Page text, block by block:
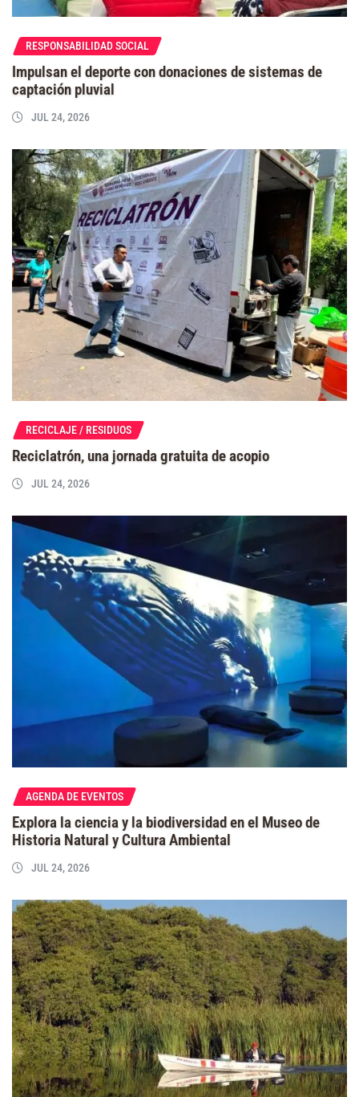
RESPONSABILIDAD SOCIAL
Impulsan el deporte con donaciones de sistemas de
captación pluvial
JUL 24, 2026
RECICLAJE / RESIDUOS
Reciclatrón, una jornada gratuita de acopio
JUL 24, 2026
AGENDA DE EVENTOS
Explora la ciencia y la biodiversidad en el Museo de
Historia Natural y Cultura Ambiental
JUL 24, 2026